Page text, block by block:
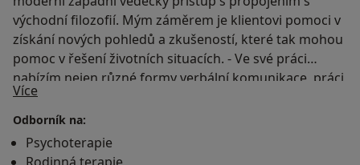
východní filozofií. Mým záměrem je klientovi pomoci v
získání nových pohledů a zkušeností, které tak mohou
pomoc v řešení životních situacích. - Ve své práci
nabízím nejen různé formy verbální komunikace, práci
s tělem pro získání nových vtisků a tělesného a
duševního uvolnění. Vše co používá zkušený body-
psychoterapeut pro efektivní práci.
Více
Odborník na:
Psychoterapie